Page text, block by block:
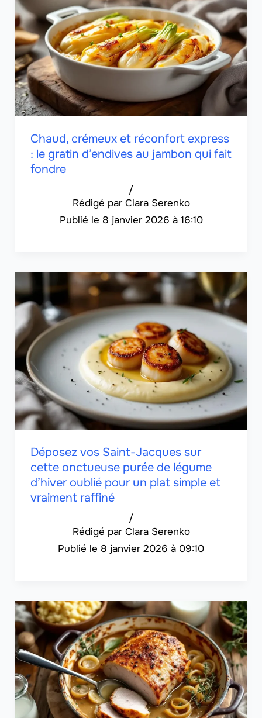
Chaud, crémeux et réconfort express
: le gratin d’endives au jambon qui fait
fondre
Clara Serenko
/
8 janvier 2026 à 16:10
Déposez vos Saint-Jacques sur
cette onctueuse purée de légume
d’hiver oublié pour un plat simple et
vraiment raffiné
Clara Serenko
/
8 janvier 2026 à 09:10